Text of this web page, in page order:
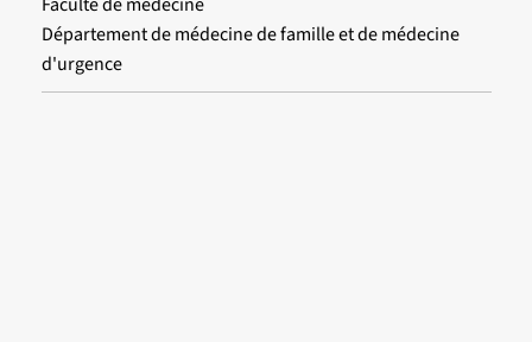
Département de médecine de famille et de médecine
d'urgence